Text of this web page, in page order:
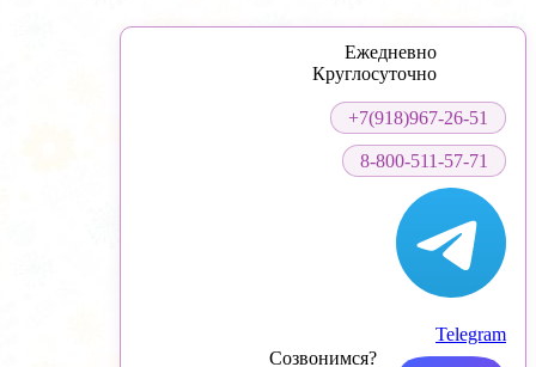
Ежедневно
Круглосуточно
+7(918)967-26-51
8-800-511-57-71
Созвонимся?
Telegram